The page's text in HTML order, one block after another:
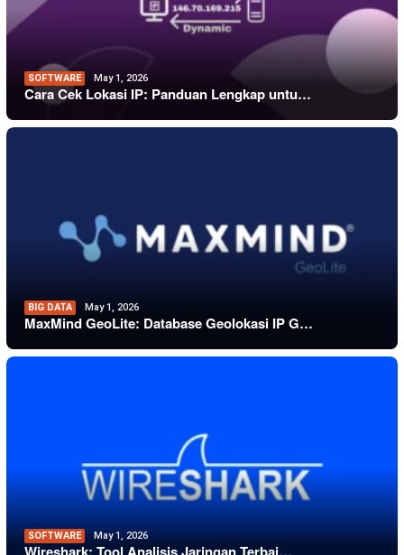
SOFTWARE May 1, 2026
Cara Cek Lokasi IP: Panduan Lengkap untu…
BIG DATA May 1, 2026
MaxMind GeoLite: Database Geolokasi IP G…
SOFTWARE May 1, 2026